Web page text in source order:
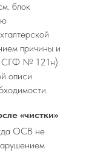
блок
причины и
СГФ № 121н).
описи
«чистки»
ОСВ не